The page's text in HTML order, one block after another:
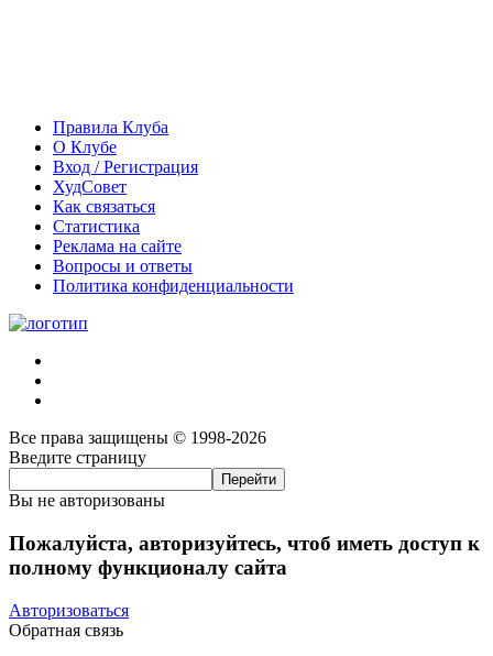
Правила Клуба
О Клубе
Вход / Регистрация
ХудСовет
Как связаться
Статистика
Реклама на сайте
Вопросы и ответы
Политика конфиденциальности
Все права защищены © 1998-2026
Введите страницу
Вы не авторизованы
Пожалуйста, авторизуйтесь, чтоб иметь доступ к
полному функционалу сайта
Авторизоваться
Обратная связь